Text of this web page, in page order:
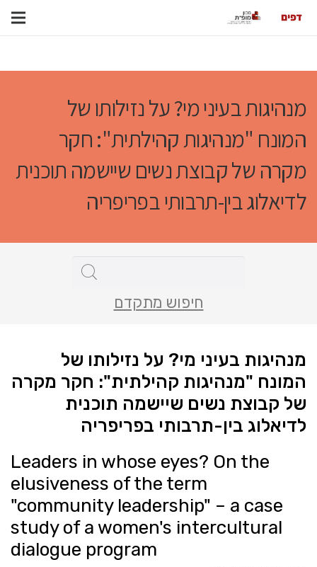
מנהיגות בעיני מי? על נזילותו של
המונח "מנהיגות קהילתית": חקר
מקרה של קבוצת נשים שיישמה תוכנית
לדיאלוג בין-תרבותי בפריפריה
חיפוש מתקדם
מנהיגות בעיני מי? על נזילותו של
המונח "מנהיגות קהילתית": חקר מקרה
של קבוצת נשים שיישמה תוכנית
לדיאלוג בין-תרבותי בפריפריה
Leaders in whose eyes? On the
elusiveness of the term
"community leadership" – a case
study of a women's intercultural
dialogue program